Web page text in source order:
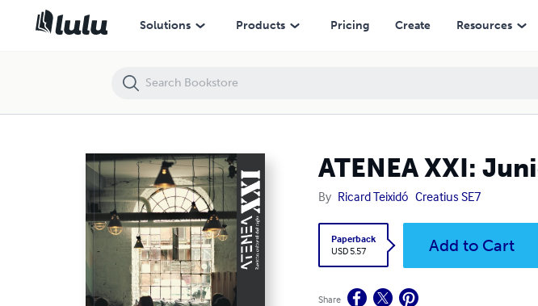
Solutions Products Pricing Create Resources
ATENEA XXI:
By Ricard Teixidó Creatius SE7
Paperback
USD 5.57
Add to Cart
Share
ATENEA XXI: Junio 2023